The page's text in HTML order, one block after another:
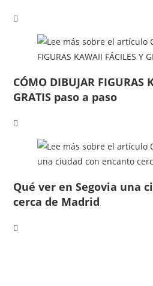
CÓMO DIBUJAR FIGURAS
GRATIS paso a paso
Qué ver en Segovia una
cerca de Madrid